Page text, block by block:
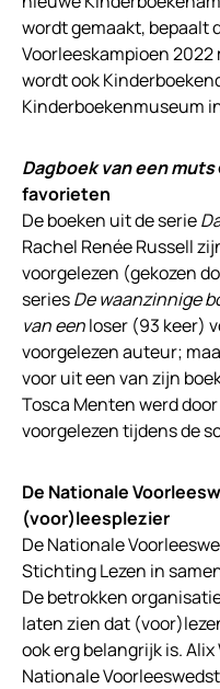
wordt gemaakt, bepaalt
Voorleeskampioen
wordt ook
Kinderboekenmuseum
Dagboek van een muts
favorieten
De boeken uit de serie
Rachel Renée Russell
voorgelezen (gekozen
seriesDe waanzinnige
van eenloser (93 keer)
voorgelezen auteur;
voor uit een van zijn
Tosca Menten werd
voorgelezen tijdens de
De Nationale
(voor)leesplezier
De Nationale
Stichting Lezen in
De betrokken
laten zien dat
ook erg belangrijk is.
Nationale